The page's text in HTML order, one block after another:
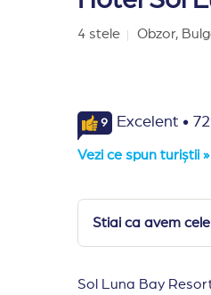
4 stele Obzor,
9 Excelent ·
Vezi ce spun turiștii »
Stiai ca avem
Sol Luna Bay